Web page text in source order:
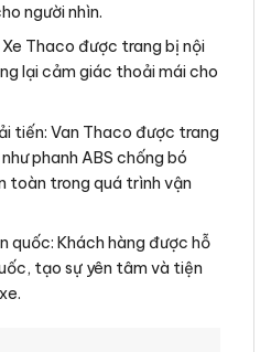
người nhìn.
Thaco được trang bị nội
lại cảm giác thoải mái cho
tiến: Van Thaco được trang
phanh ABS chống bó
toàn trong quá trình vận
quốc: Khách hàng được hỗ
tạo sự yên tâm và tiện